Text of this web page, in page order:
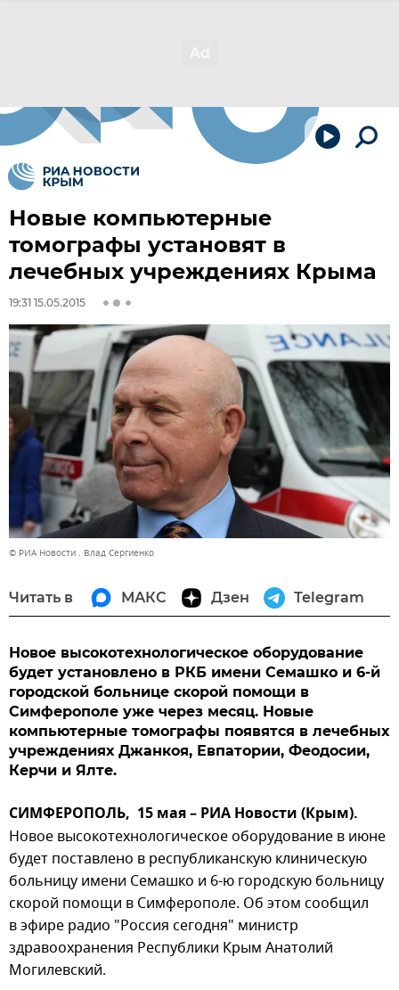
Новые компьютерные
томографы установят в
лечебных учреждениях Крыма
19:31 15.05.2015
© РИА Новости . Влад Сергиенко
Читать в МАКС Дзен Telegram
Новое высокотехнологическое оборудование
будет установлено в РКБ имени Семашко и 6-й
городской больнице скорой помощи в
Симферополе уже через месяц. Новые
компьютерные томографы появятся в лечебных
учреждениях Джанкоя, Евпатории, Феодосии,
Керчи и Ялте.
СИМФЕРОПОЛЬ, 15 мая – РИА Новости (Крым).
Новое высокотехнологическое оборудование в июне
будет поставлено в республиканскую клиническую
больницу имени Семашко и 6-ю городскую больницу
скорой помощи в Симферополе. Об этом сообщил
в эфире радио "Россия сегодня" министр
здравоохранения Республики Крым Анатолий
Могилевский.